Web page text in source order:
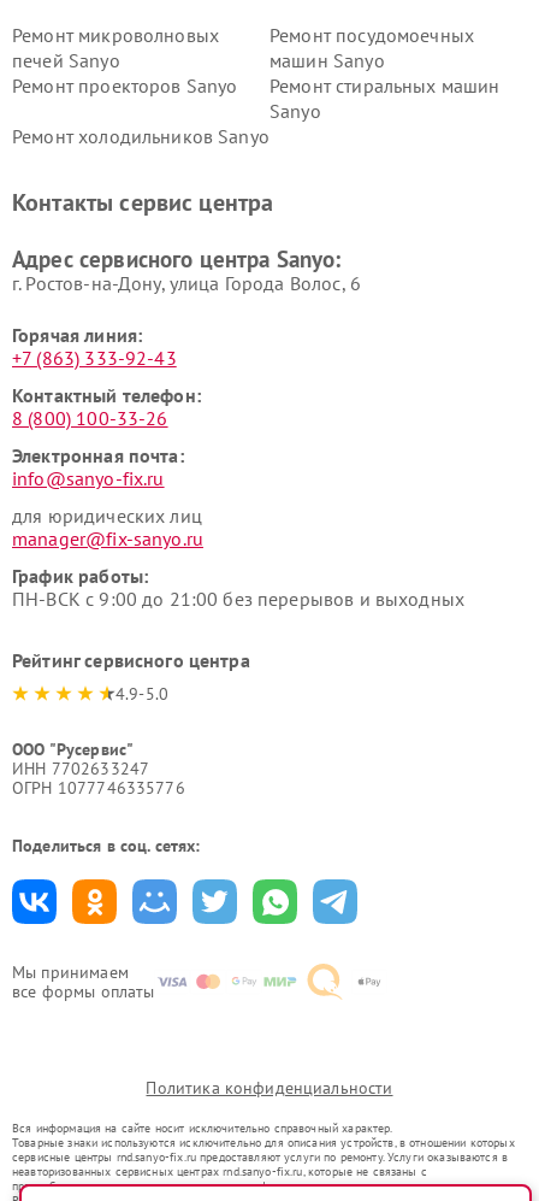
Мы принимаем
все формы оплаты
Ремонт микроволновых
печей Sanyo
Ремонт посудомоечных
машин Sanyo
Ремонт проекторов Sanyo
Ремонт стиральных машин
Sanyo
Ремонт холодильников Sanyo
Контакты сервис центра
Адрес сервисного центра Sanyo:
г. Ростов-на-Дону, улица Города Волос, 6
Горячая линия:
+7 (863) 333-92-43
Контактный телефон:
8 (800) 100-33-26
Электронная почта:
info@sanyo-fix.ru
для юридических лиц
manager@fix-sanyo.ru
График работы:
ПН-ВСК с 9:00 до 21:00 без перерывов и выходных
Рейтинг сервисного центра
4.9-5.0
ООО "Русервис"
ИНН 7702633247
ОГРН 1077746335776
Поделиться в соц. сетях:
Политика конфиденциальности
Вся информация на сайте носит исключительно справочный характер.
Товарные знаки используются исключительно для описания устройств, в отношении которых
сервисные центры rnd.sanyo-fix.ru предоставляют услуги по ремонту. Услуги оказываются в
неавторизованных сервисных центрах rnd.sanyo-fix.ru, которые не связаны с
правообладателями товарных знаков или их официальными представителями.